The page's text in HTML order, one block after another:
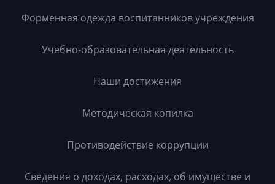
Форменная одежда воспитанников учреждения
Учебно-образовательная деятельность
Наши достижения
Методическая копилка
Противодействие коррупции
Сведения о доходах, расходах, об имуществе и